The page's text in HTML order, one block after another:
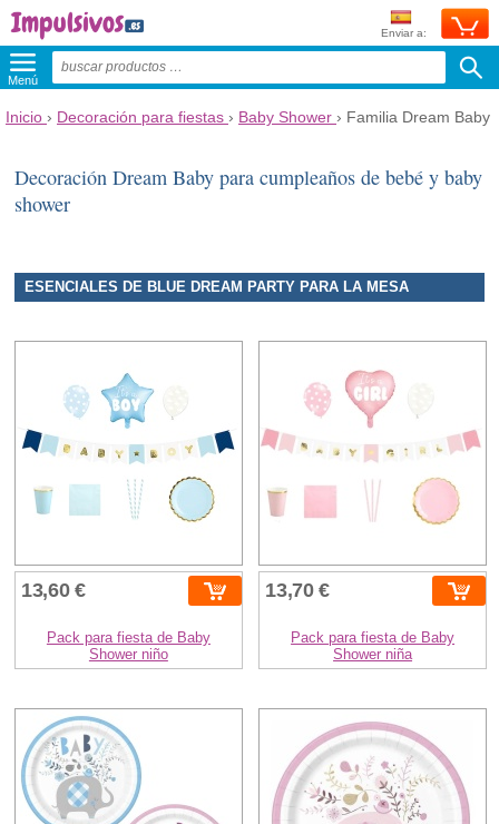
Enviar a:
Menú
Inicio › Decoración para fiestas › Baby Shower › Familia Dream Baby
Decoración Dream Baby para cumpleaños de bebé y baby
shower
ESENCIALES DE BLUE DREAM PARTY PARA LA MESA
13,60 €
Pack para fiesta de Baby
Shower niño
13,70 €
Pack para fiesta de Baby
Shower niña